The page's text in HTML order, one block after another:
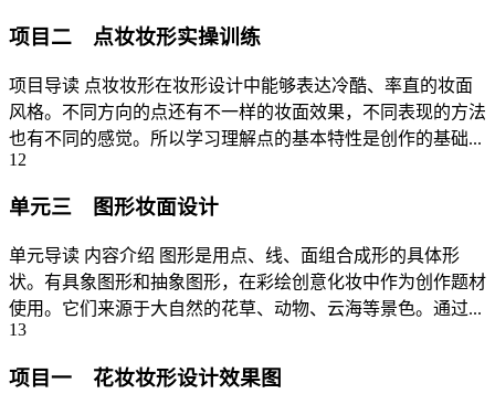
项目二 点妆妆形实操训练
项目导读 点妆妆形在妆形设计中能够表达冷酷、率直的妆面
风格。不同方向的点还有不一样的妆面效果，不同表现的方法
也有不同的感觉。所以学习理解点的基本特性是创作的基础...
12
单元三 图形妆面设计
单元导读 内容介绍 图形是用点、线、面组合成形的具体形
状。有具象图形和抽象图形，在彩绘创意化妆中作为创作题材
使用。它们来源于大自然的花草、动物、云海等景色。通过...
13
项目一 花妆妆形设计效果图